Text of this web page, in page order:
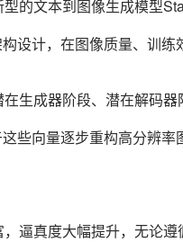
的文本到图像生成模型
设计，在图像质量、训练
生成器阶段、潜在解码
些向量逐步重构高分辨
逼真度大幅提升，无论